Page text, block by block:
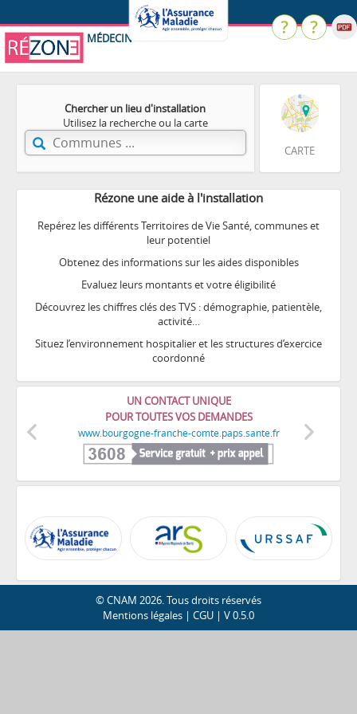
MÉDECIN
Chercher un lieu d'installation
Utilisez la recherche ou la carte
CARTE
Rézone une aide à l'installation
Repérez les différents Territoires de Vie Santé, communes et
leur potentiel
Obtenez des informations sur les aides disponibles
Evaluez leurs montants et votre éligibilité
Découvrez les chiffres clés des TVS : démographie, patientèle,
activité…
Situez l’environnement hospitalier et les structures d’exercice
coordonné
UN CONTACT UNIQUE
POUR TOUTES VOS DEMANDES
www.bourgogne-franche-comte.paps.sante.fr
Précédent Suivant
© CNAM 2026. Tous droits réservés
Mentions légales | CGU | V 0.5.0